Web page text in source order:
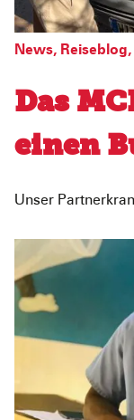
News, Reiseblog,
Das
einen
Unser